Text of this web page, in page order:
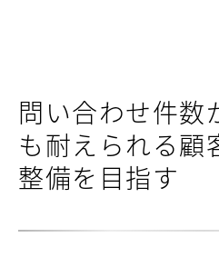
問い合わせ件数
も耐えられる顧
整備を目指す